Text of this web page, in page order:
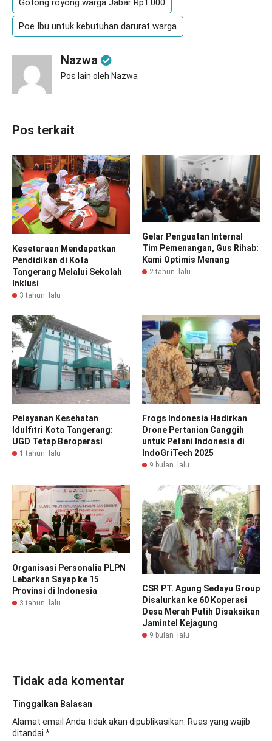
Gotong royong warga Jabar Rp1.000
Poe Ibu untuk kebutuhan darurat warga
Nazwa
Pos lain oleh Nazwa
Pos terkait
Kesetaraan Mendapatkan
Pendidikan di Kota
Tangerang Melalui Sekolah
Inklusi
3 tahun lalu
Gelar Penguatan Internal
Tim Pemenangan, Gus Rihab:
Kami Optimis Menang
2 tahun lalu
Pelayanan Kesehatan
Idulfitri Kota Tangerang:
UGD Tetap Beroperasi
1 tahun lalu
Frogs Indonesia Hadirkan
Drone Pertanian Canggih
untuk Petani Indonesia di
IndoGriTech 2025
9 bulan lalu
Organisasi Personalia PLPN
Lebarkan Sayap ke 15
Provinsi di Indonesia
3 tahun lalu
CSR PT. Agung Sedayu Group
Disalurkan ke 60 Koperasi
Desa Merah Putih Disaksikan
Jamintel Kejagung
9 bulan lalu
Tidak ada komentar
Tinggalkan Balasan
Alamat email Anda tidak akan dipublikasikan. Ruas yang wajib
ditandai *